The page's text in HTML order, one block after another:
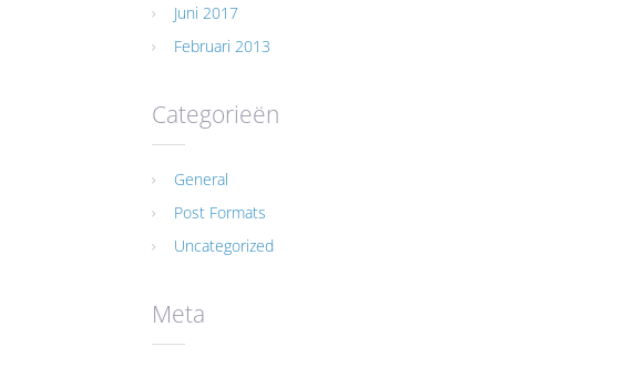
Juni 2017
Februari 2013
Categorieën
General
Post Formats
Uncategorized
Meta